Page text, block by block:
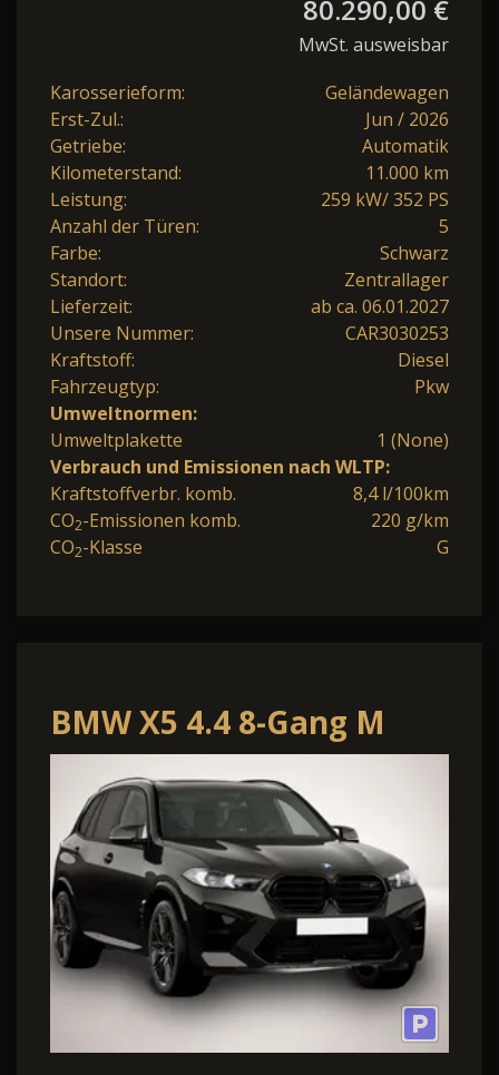
80.290,00 €
MwSt. ausweisbar
Karosserieform:
Geländewagen
Erst-Zul.:
Jun / 2026
Getriebe:
Automatik
Kilometerstand:
11.000 km
Leistung:
259 kW/ 352 PS
Anzahl der Türen:
5
Farbe:
Schwarz
Standort:
Zentrallager
Lieferzeit:
ab ca. 06.01.2027
Unsere Nummer:
CAR3030253
Kraftstoff:
Diesel
Fahrzeugtyp:
Pkw
Umweltnormen:
Umweltplakette
1 (None)
Verbrauch und Emissionen nach WLTP:
Kraftstoffverbr. komb.
8,4 l/100km
CO2-Emissionen komb.
220 g/km
CO2-Klasse G
BMW X5 4.4 8-Gang M
Steptronic